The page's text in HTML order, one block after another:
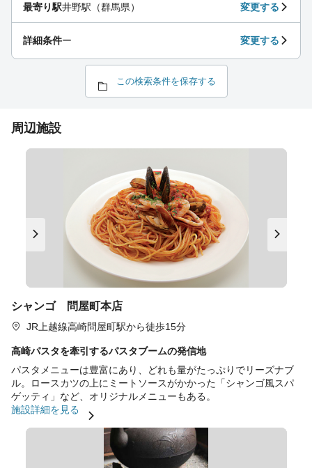
最寄り駅井野駅（群馬県） 変更する
詳細条件ー 変更する
この検索条件を保存する
周辺施設
シャンゴ 問屋町本店
JR上越線高崎問屋町駅から徒歩15分
高崎パスタを牽引するパスタブームの発信地
パスタメニューは豊富にあり、どれも量がたっぷりでリーズナブ
ル。ロースカツの上にミートソースがかかった「シャンゴ風スパ
ゲッティ」など、オリジナルメニューもある。
施設詳細を見る